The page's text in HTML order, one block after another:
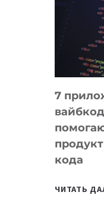
7
кода
ЧИТАТЬ